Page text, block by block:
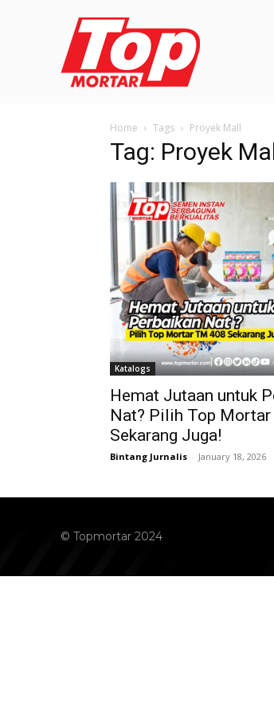
Home Tags Proyek Mall
Tag: Proyek
Katalogs
Hemat Jutaan untuk
Nat? Pilih Top
Sekarang Juga!
Bintang Jurnalis - January 18, 2026
© Topmortar 2024